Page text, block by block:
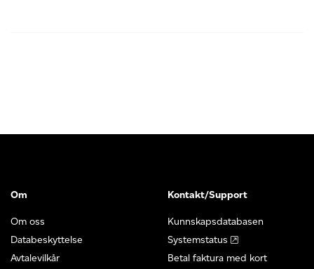
Om
Om oss
Databeskyttelse
Avtalevilkår
Kontakt/Support
Kunnskapsdatabasen
Systemstatus
Betal faktura med kort